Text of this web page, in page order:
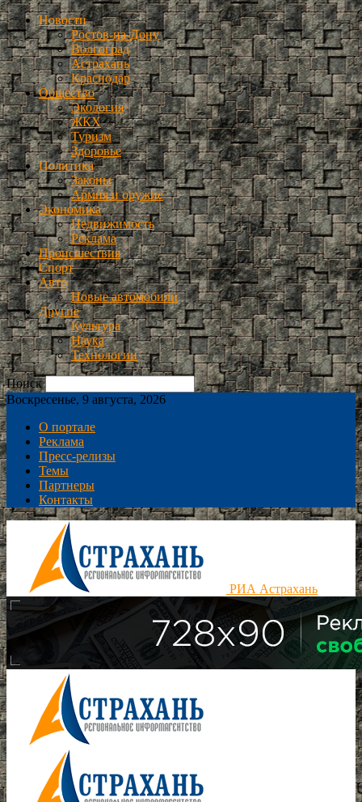
Новости
Ростов-на-Дону
Волгоград
Астрахань
Краснодар
Общество
Экология
ЖКХ
Туризм
Здоровье
Политика
Законы
Армия и оружие
Экономика
Недвижимость
Реклама
Происшествия
Спорт
Авто
Новые автомобили
Другие
Культура
Наука
Технологии
Поиск
Воскресенье, 9 августа, 2026
О портале
Реклама
Пресс-релизы
Темы
Партнеры
Контакты
РИА Астрахань